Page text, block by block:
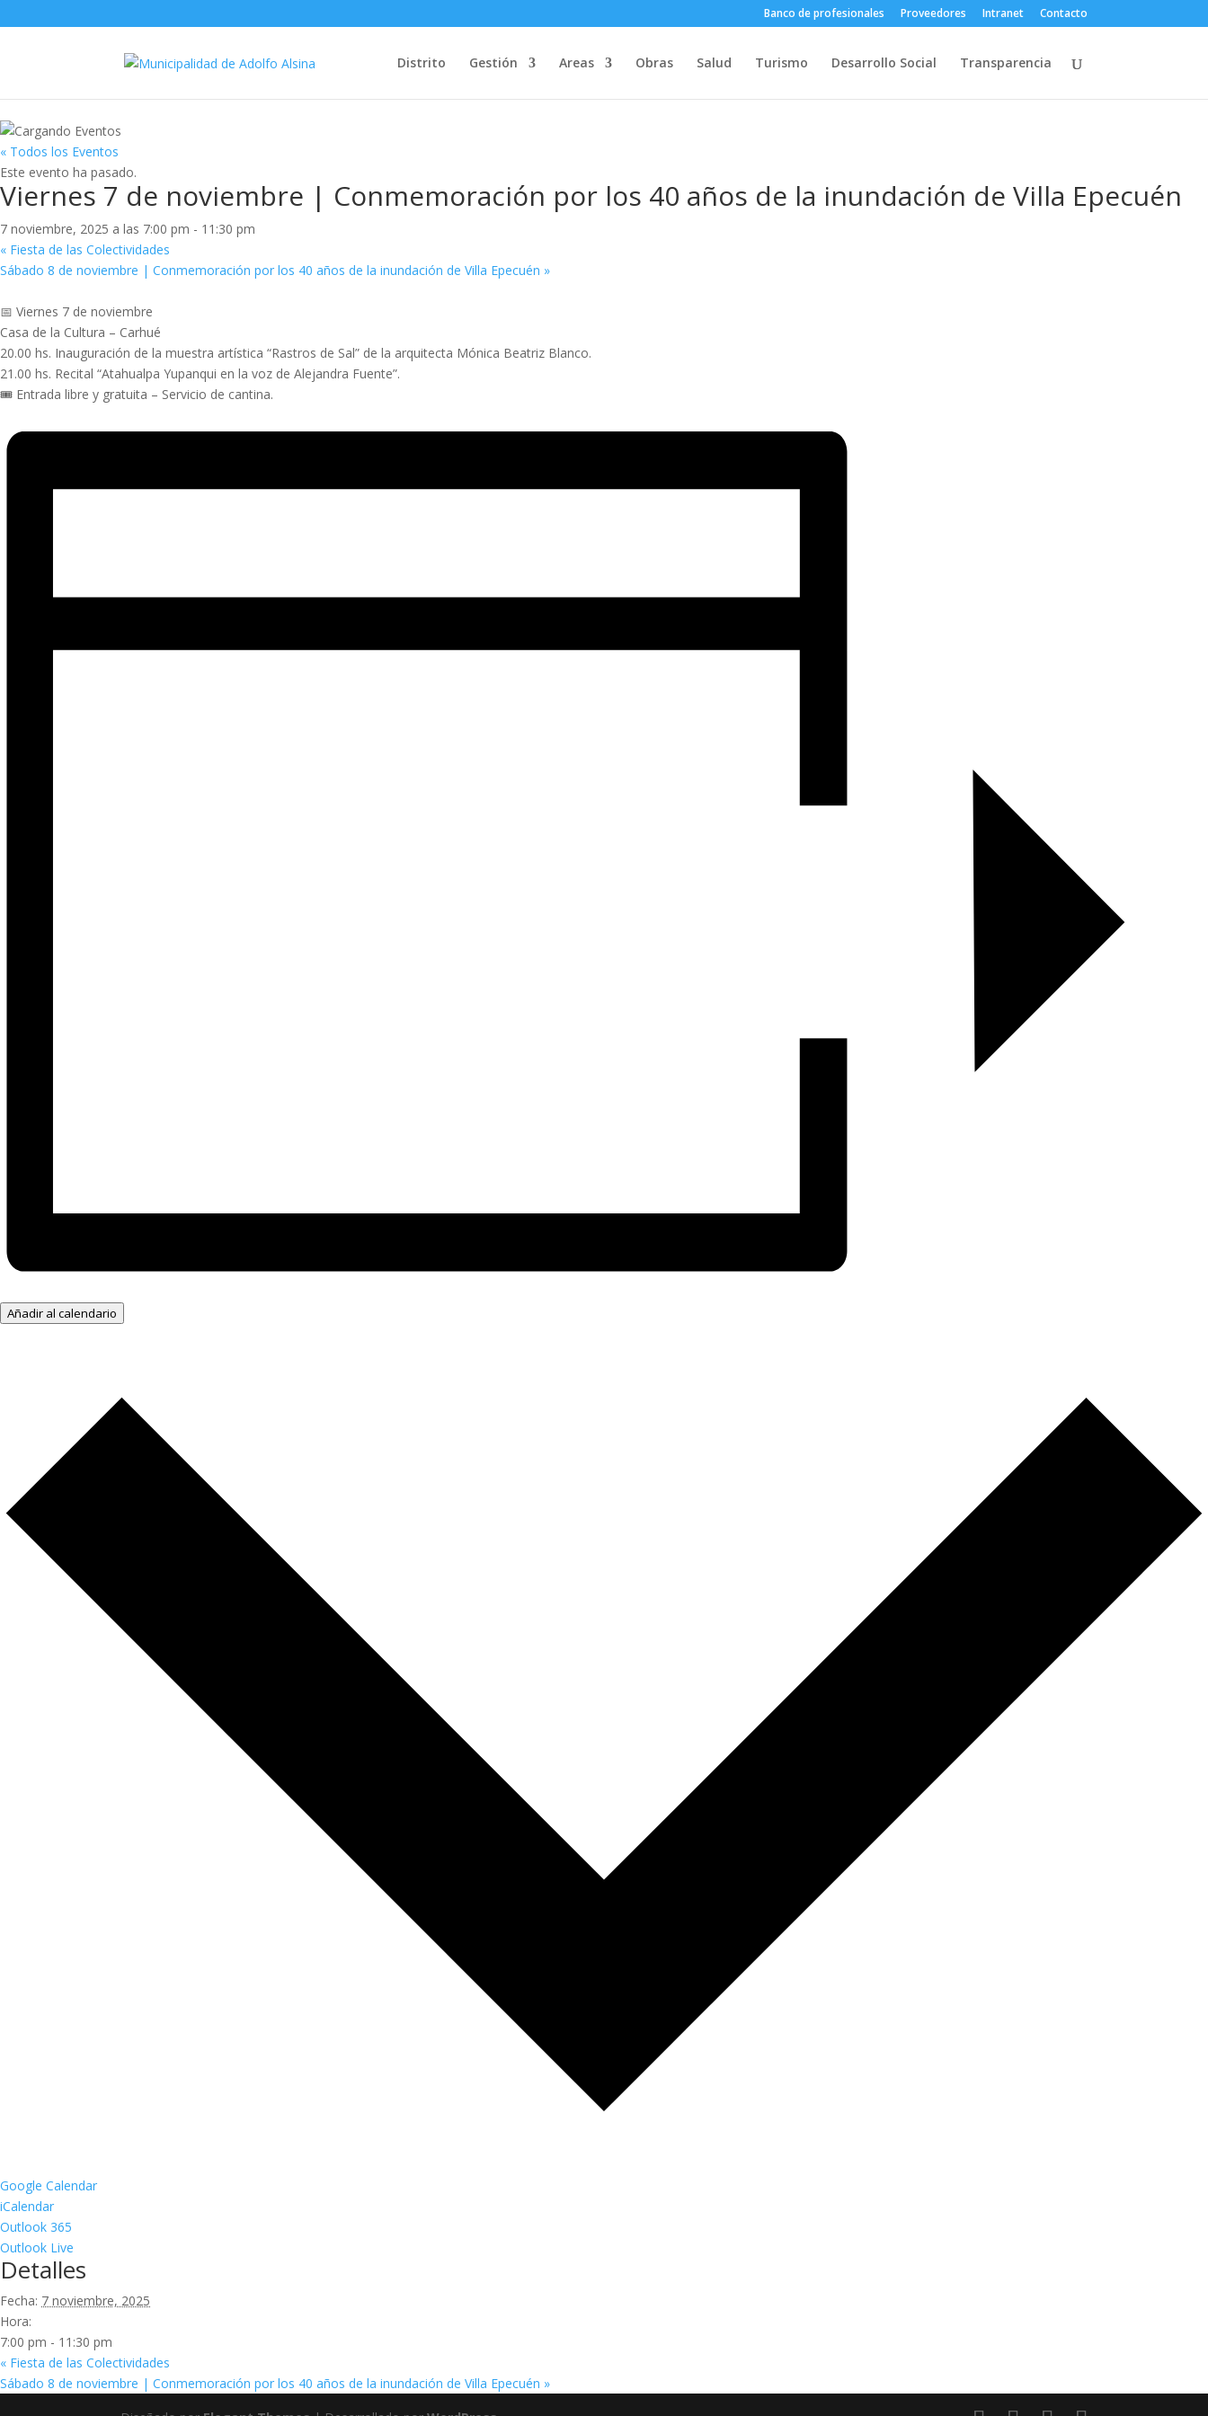
Banco de profesionales Proveedores Intranet Contacto
Distrito Gestión Areas Obras Salud Turismo Desarrollo Social Transparencia
« Todos los Eventos
Este evento ha pasado.
Viernes 7 de noviembre | Conmemoración por los 40 años de la inundación de Villa Epecuén
7 noviembre, 2025 a las 7:00 pm - 11:30 pm
« Fiesta de las Colectividades
Sábado 8 de noviembre | Conmemoración por los 40 años de la inundación de Villa Epecuén »
📅 Viernes 7 de noviembre
Casa de la Cultura – Carhué
20.00 hs. Inauguración de la muestra artística “Rastros de Sal” de la arquitecta Mónica Beatriz Blanco.
21.00 hs. Recital “Atahualpa Yupanqui en la voz de Alejandra Fuente”.
🎟️ Entrada libre y gratuita – Servicio de cantina.
Añadir al calendario
Google Calendar
iCalendar
Outlook 365
Outlook Live
Detalles
Fecha: 7 noviembre, 2025
Hora:
7:00 pm - 11:30 pm
« Fiesta de las Colectividades
Sábado 8 de noviembre | Conmemoración por los 40 años de la inundación de Villa Epecuén »